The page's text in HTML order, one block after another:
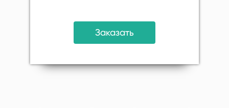
Заказать